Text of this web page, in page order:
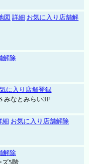
図 詳細 お気に入り店舗解
解除
に入り店舗登録
みなとみらい3F
細 お気に入り店舗解除
解除
ズ5階